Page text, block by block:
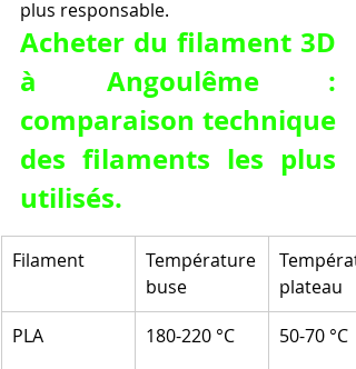
plus responsable.
Acheter du filament 3D
à Angoulême :
comparaison technique
des filaments les plus
utilisés.
Filament
Température
buse
plateau
PLA
180-220 °C 50-70 °C